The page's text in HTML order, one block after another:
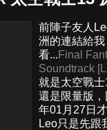
前陣子友人
洲的連結給
看... Final
Soundtrack
就是太空戰
還是限量版
年01月27日
Leo只是先跟